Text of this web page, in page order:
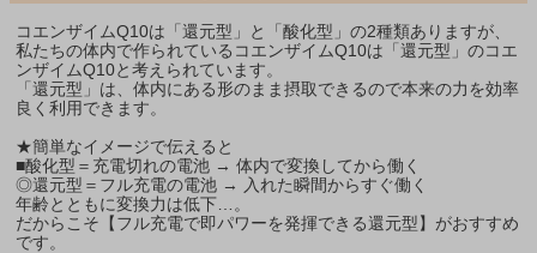
コエンザイムQ10は「還元型」と「酸化型」の2種類ありますが、
私たちの体内で作られているコエンザイムQ10は「還元型」のコエ
ンザイムQ10と考えられています。
「還元型」は、体内にある形のまま摂取できるので本来の力を効率
良く利用できます。
★簡単なイメージで伝えると
■酸化型＝充電切れの電池 → 体内で変換してから働く
◎還元型＝フル充電の電池 → 入れた瞬間からすぐ働く
年齢とともに変換力は低下…。
だからこそ【フル充電で即パワーを発揮できる還元型】がおすすめ
です。